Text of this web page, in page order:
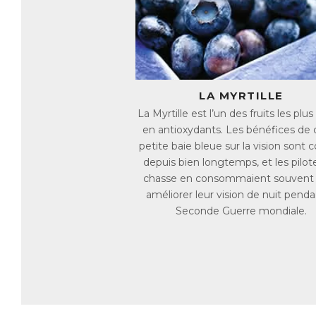
LA MYRTILLE
La Myrtille est l’un des fruits les
en antioxydants. Les bénéfices de
petite baie bleue sur la vision sont
depuis bien longtemps, et les
chasse en consommaient
améliorer leur vision de nuit
Seconde Guerre mondiale.